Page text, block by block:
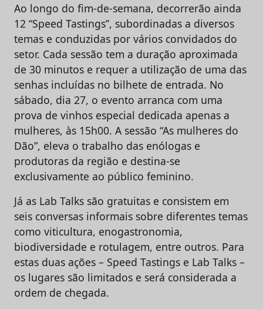
Ao longo do fim-de-semana, decorrerão ainda
12 “Speed Tastings”, subordinadas a diversos
temas e conduzidas por vários convidados do
setor. Cada sessão tem a duração aproximada
de 30 minutos e requer a utilização de uma das
senhas incluídas no bilhete de entrada. No
sábado, dia 27, o evento arranca com uma
prova de vinhos especial dedicada apenas a
mulheres, às 15h00. A sessão “As mulheres do
Dão”, eleva o trabalho das enólogas e
produtoras da região e destina-se
exclusivamente ao público feminino.
Já as Lab Talks são gratuitas e consistem em
seis conversas informais sobre diferentes temas
como viticultura, enogastronomia,
biodiversidade e rotulagem, entre outros. Para
estas duas ações – Speed Tastings e Lab Talks –
os lugares são limitados e será considerada a
ordem de chegada.